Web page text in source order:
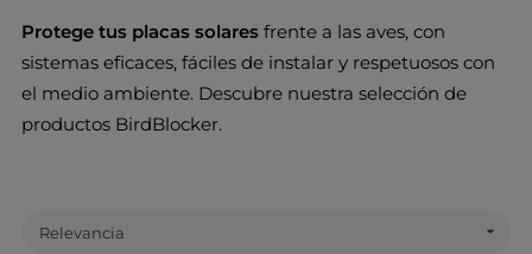
Protege tus placas solares frente a las aves, con
sistemas eficaces, fáciles de instalar y respetuosos con
el medio ambiente. Descubre nuestra selección de
productos BirdBlocker.
Relevancia 